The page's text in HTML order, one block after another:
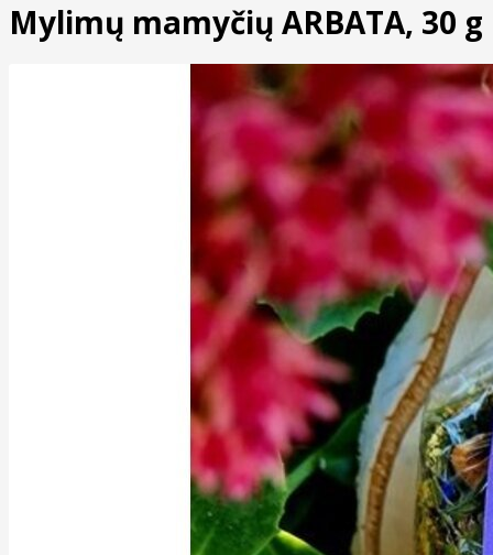
Mylimų mamyčių ARBATA, 30 g